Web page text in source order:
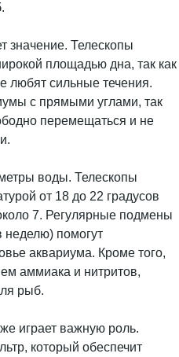
значение. Телескопы
площадью дна, так как
любят сильные течения.
с прямыми углами, так
перемещаться и не
воды. Телескопы
от 18 до 22 градусов
7. Регулярные подмены
неделю) помогут
аквариума. Кроме того,
аммиака и нитритов,
рыб.
играет важную роль.
который обеспечит